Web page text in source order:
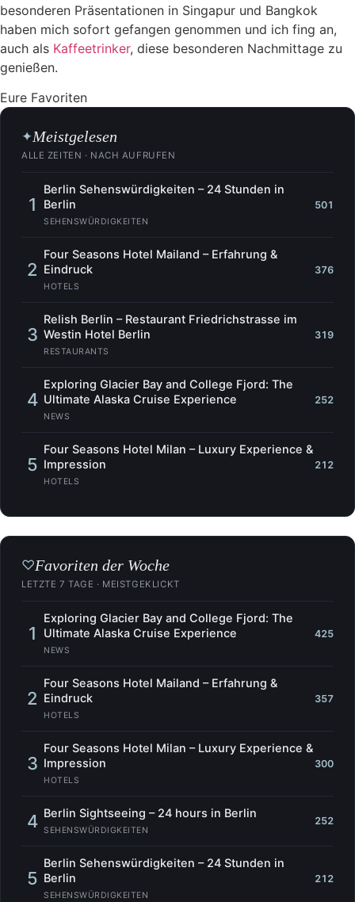
besonderen Präsentationen in Singapur und Bangkok
haben mich sofort gefangen genommen und ich fing an,
auch als Kaffeetrinker, diese besonderen Nachmittage zu
genießen.
Eure Favoriten
✦Meistgelesen
ALLE ZEITEN · NACH AUFRUFEN
1
Berlin Sehenswürdigkeiten – 24 Stunden in
Berlin
SEHENSWÜRDIGKEITEN
501
2
Four Seasons Hotel Mailand – Erfahrung &
Eindruck
HOTELS
376
3
Relish Berlin – Restaurant Friedrichstrasse im
Westin Hotel Berlin
RESTAURANTS
319
4
Exploring Glacier Bay and College Fjord: The
Ultimate Alaska Cruise Experience
NEWS
252
5
Four Seasons Hotel Milan – Luxury Experience &
Impression
HOTELS
212
♡Favoriten der Woche
LETZTE 7 TAGE · MEISTGEKLICKT
1
Exploring Glacier Bay and College Fjord: The
Ultimate Alaska Cruise Experience
NEWS
425
2
Four Seasons Hotel Mailand – Erfahrung &
Eindruck
HOTELS
357
3
Four Seasons Hotel Milan – Luxury Experience &
Impression
HOTELS
300
4 Berlin Sightseeing – 24 hours in Berlin
SEHENSWÜRDIGKEITEN
252
5
Berlin Sehenswürdigkeiten – 24 Stunden in
Berlin
SEHENSWÜRDIGKEITEN
212